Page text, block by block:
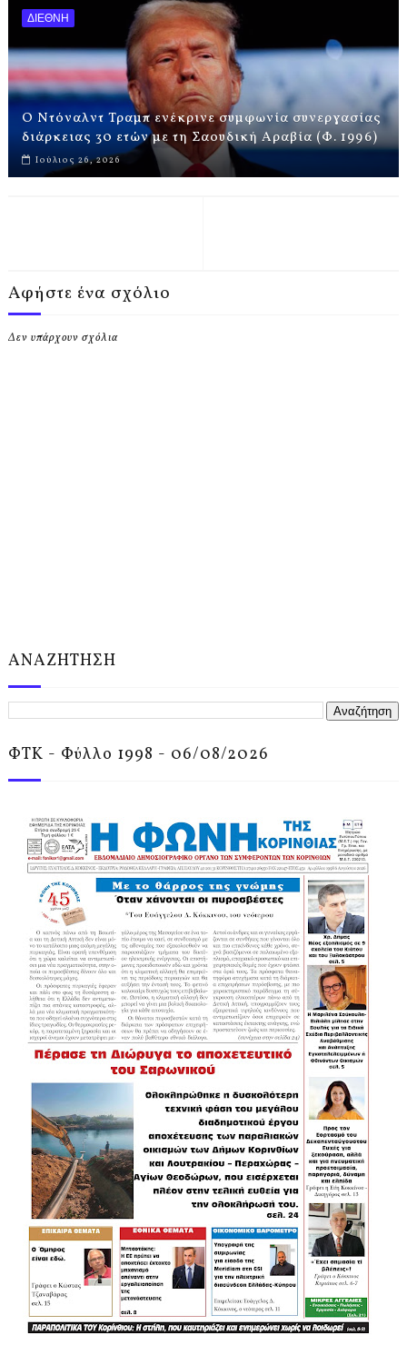
ΔΙΕΘΝΗ
Ο Ντόναλντ Τραμπ ενέκρινε συμφωνία συνεργασίας
διάρκειας 30 ετών με τη Σαουδική Αραβία (Φ. 1996)
Ιούλιος 26, 2026
Αφήστε ένα σχόλιο
Δεν υπάρχουν σχόλια
ΑΝΑΖΗΤΗΣΗ
ΦΤΚ - Φύλλο 1998 - 06/08/2026